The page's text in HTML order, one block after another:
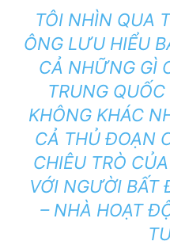
TÔI NHÌN QUA
ÔNG LƯU HIỂU
CẢ NHỮNG GÌ
TRUNG
KHÔNG KHÁC
CẢ THỦ ĐOẠN
CHIÊU TRÒ
VỚI NGƯỜI BẤT
– NHÀ HOẠT